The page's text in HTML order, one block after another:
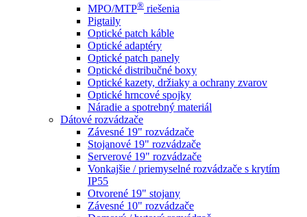
MPO/MTP® ​ riešenia
Pigtaily
Optické patch káble
Optické adaptéry
Optické patch panely
Optické distribučné boxy
Optické kazety, držiaky a ochrany zvarov
Optické hrncové spojky
Náradie a spotrebný materiál
Dátové rozvádzače
Závesné 19" rozvádzače
Stojanové 19" rozvádzače
Serverové 19" rozvádzače
Vonkajšie / priemyselné rozvádzače s krytím
IP55
Otvorené 19" stojany
Závesné 10" rozvádzače